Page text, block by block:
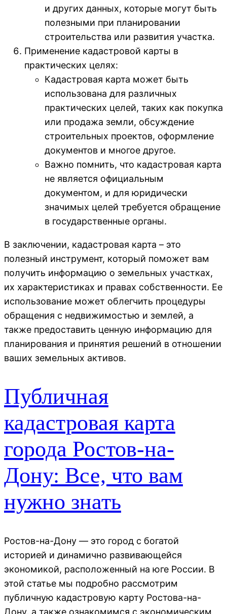
и других данных, которые могут быть
полезными при планировании
строительства или развития участка.
Применение кадастровой карты в
практических целях:
Кадастровая карта может быть
использована для различных
практических целей, таких как покупка
или продажа земли, обсуждение
строительных проектов, оформление
документов и многое другое.
Важно помнить, что кадастровая карта
не является официальным
документом, и для юридически
значимых целей требуется обращение
в государственные органы.
В заключении, кадастровая карта – это
полезный инструмент, который поможет вам
получить информацию о земельных участках,
их характеристиках и правах собственности. Ее
использование может облегчить процедуры
обращения с недвижимостью и землей, а
также предоставить ценную информацию для
планирования и принятия решений в отношении
ваших земельных активов.
Публичная
кадастровая карта
города Ростов-на-
Дону: Все, что вам
нужно знать
Ростов-на-Дону — это город с богатой
историей и динамично развивающейся
экономикой, расположенный на юге России. В
этой статье мы подробно рассмотрим
публичную кадастровую карту Ростова-на-
Дону, а также ознакомимся с экономическим